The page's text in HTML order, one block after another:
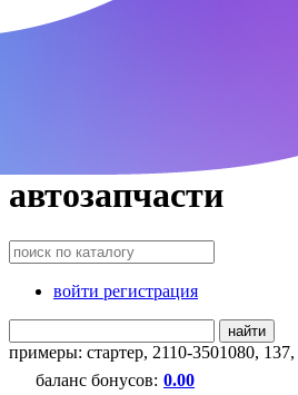
автозапчасти
войти регистрация
найти
примеры: стартер, 2110-3501080, 137,
баланс бонусов: 0.00